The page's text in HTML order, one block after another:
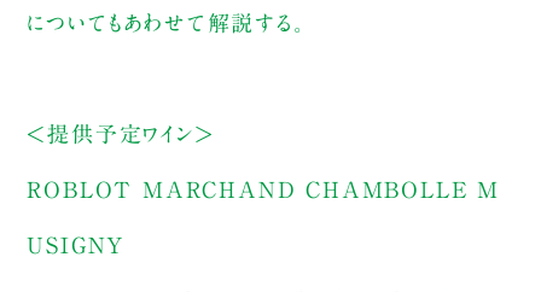
についてもあわせて解説する。
＜提供予定ワイン＞
ROBLOT MARCHAND CHAMBOLLE M
USIGNY